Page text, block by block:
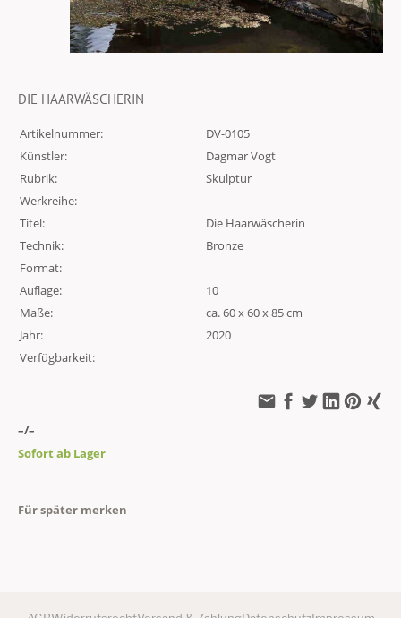
DIE HAARWÄSCHERIN
Artikelnummer:
DV-0105
Künstler:
Dagmar Vogt
Rubrik:
Skulptur
Werkreihe:
Titel:
Die Haarwäscherin
Technik:
Bronze
Format:
Auflage:
10
Maße:
ca. 60 x 60 x 85 cm
Jahr:
2020
Verfügbarkeit:
–/–
Sofort ab Lager
Für später merken